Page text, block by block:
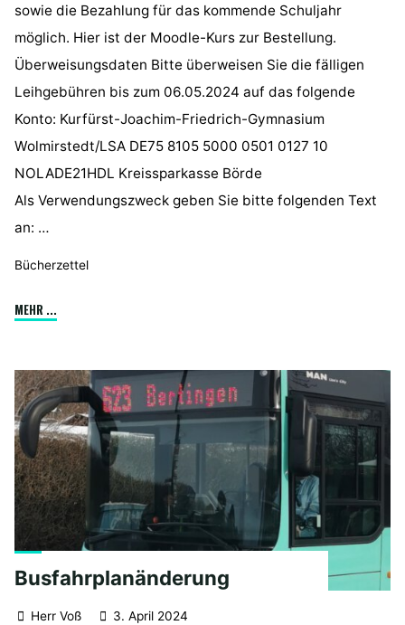
sowie die Bezahlung für das kommende Schuljahr
möglich. Hier ist der Moodle-Kurs zur Bestellung.
Überweisungsdaten Bitte überweisen Sie die fälligen
Leihgebühren bis zum 06.05.2024 auf das folgende
Konto: Kurfürst-Joachim-Friedrich-Gymnasium
Wolmirstedt/LSA DE75 8105 5000 0501 0127 10
NOLADE21HDL Kreissparkasse Börde
Als Verwendungszweck geben Sie bitte folgenden Text
an: …
Bücherzettel
MEHR ...
Busfahrplanänderung
Herr Voß 3. April 2024